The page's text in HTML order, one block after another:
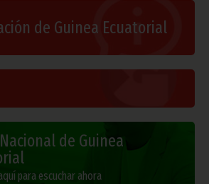
de Guinea Ecuatorial
de Guinea
para escuchar ahora